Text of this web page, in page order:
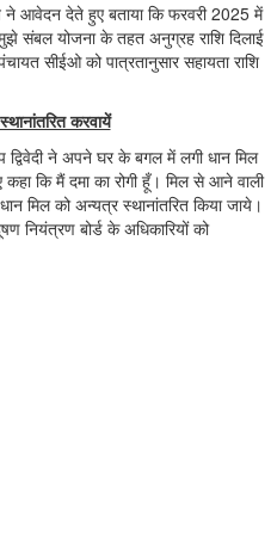
ने आवेदन देते हुए बताया कि फरवरी 2025 में
मुझे संबल योजना के तहत अनुग्रह राशि दिलाई
सीईओ को पात्रतानुसार सहायता राशि
करवायें
ने अपने घर के बगल में लगी धान मिल
कि मैं दमा का रोगी हूँ। मिल से आने वाली
मिल को अन्यत्र स्थानांतरित किया जाये।
नियंत्रण बोर्ड के अधिकारियों को